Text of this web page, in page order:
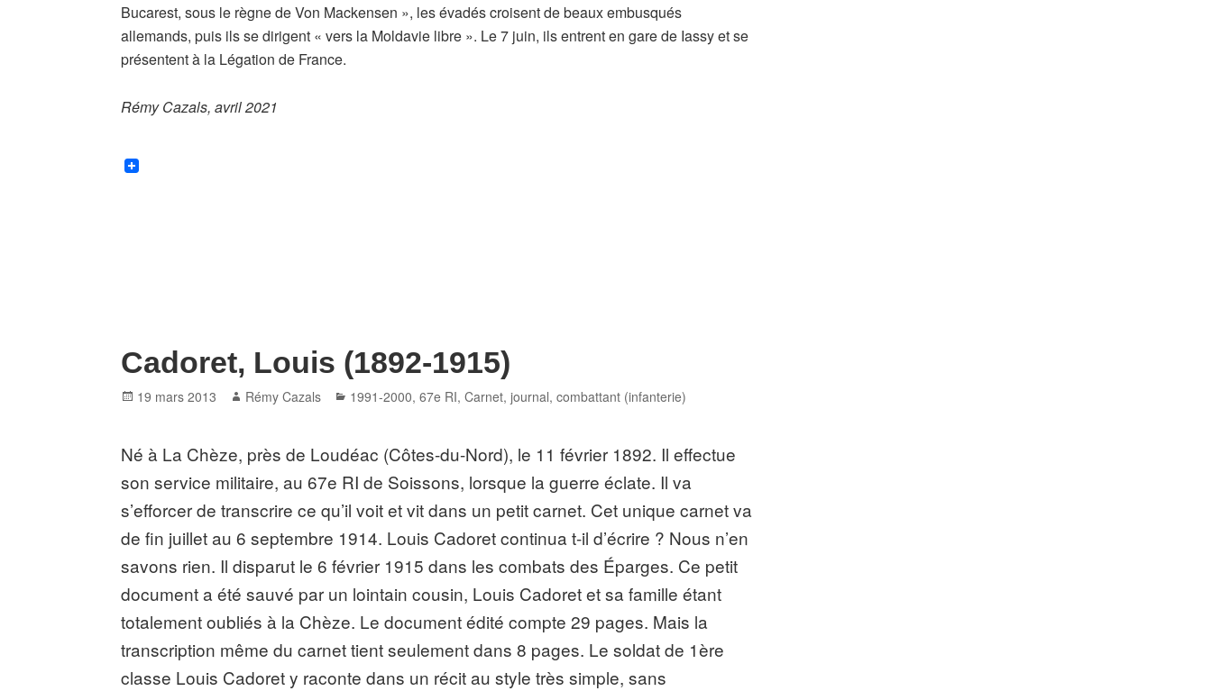
Bucarest, sous le règne de Von Mackensen », les évadés croisent de beaux embusqués
allemands, puis ils se dirigent « vers la Moldavie libre ». Le 7 juin, ils entrent en gare de Iassy et se
présentent à la Légation de France.
Rémy Cazals, avril 2021
Cadoret, Louis (1892-1915)
Posted
19 mars 2013 Author
Rémy Cazals Categories
1991-2000,67e RI,Carnet, journal,combattant (infanterie)
Né à La Chèze, près de Loudéac (Côtes-du-Nord), le 11 février 1892. Il effectue
son service militaire, au 67e RI de Soissons, lorsque la guerre éclate. Il va
s’efforcer de transcrire ce qu’il voit et vit dans un petit carnet. Cet unique carnet va
de fin juillet au 6 septembre 1914. Louis Cadoret continua t-il d’écrire ? Nous n’en
savons rien. Il disparut le 6 février 1915 dans les combats des Éparges. Ce petit
document a été sauvé par un lointain cousin, Louis Cadoret et sa famille étant
totalement oubliés à la Chèze. Le document édité compte 29 pages. Mais la
transcription même du carnet tient seulement dans 8 pages. Le soldat de 1ère
classe Louis Cadoret y raconte dans un récit au style très simple, sans